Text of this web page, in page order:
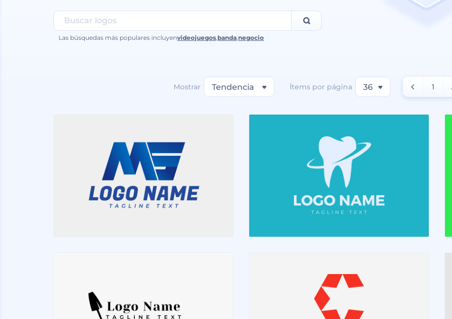
Las búsquedas más populares incluyenvideojuegos banda negocio
Mostrar Tendencia Ítems por página 36 1